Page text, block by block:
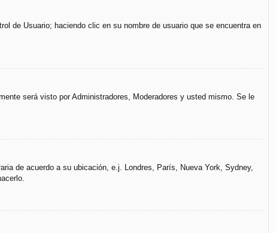
de Usuario; haciendo clic en su nombre de usuario que se encuentra en
será visto por Administradores, Moderadores y usted mismo. Se le
de acuerdo a su ubicación, e.j. Londres, París, Nueva York, Sydney,